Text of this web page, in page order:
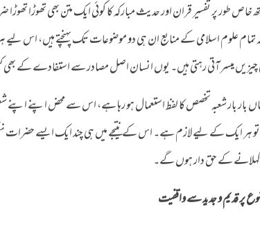
طور پر تفسیر قران اور حدیث مبارکہ کا کوئی ایک متن بھی تھوڑا تھوڑا
تمام علوم اسلامی کے منابع ان ہی دو موضوعات تک پہنچتے ہیں، اس
چیزیں میسر آتی رہتی ہیں۔ یوں انسان اصل مصادر سے استفادے کے
بار بار شعبہ تخصص کا لفظ استعمال ہو رہا ہے، اس سے محض اپنے
ہر ایک کے لیے لازم ہے۔ اس کے نتیجے میں ہی چند ایک ایسے
کے حق دار ہوں گے۔
پر قدیم و جدید سے واقفیت